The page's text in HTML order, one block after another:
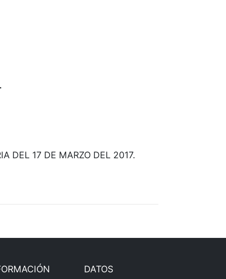
DEL 17 DE MARZO DEL 2017.
DATOS